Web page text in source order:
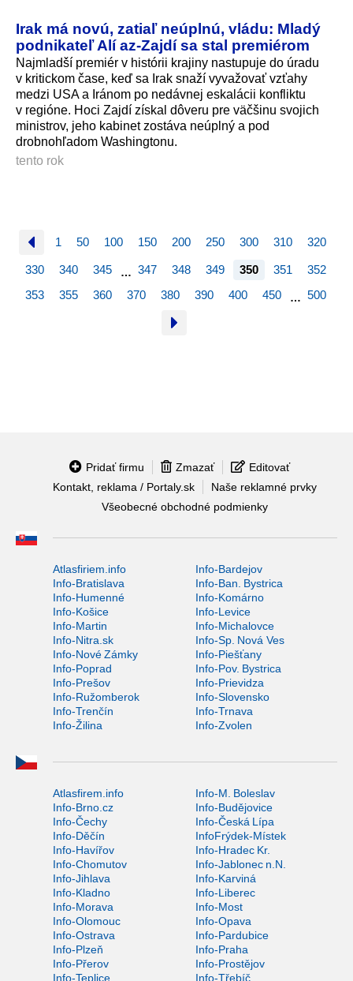
Irak má novú, zatiaľ neúplnú, vládu: Mladý
podnikateľ Alí az-Zajdí sa stal premiérom
Najmladší premiér v histórii krajiny nastupuje do úradu
v kritickom čase, keď sa Irak snaží vyvažovať vzťahy
medzi USA a Iránom po nedávnej eskalácii konfliktu
v regióne. Hoci Zajdí získal dôveru pre väčšinu svojich
ministrov, jeho kabinet zostáva neúplný a pod
drobnohľadom Washingtonu.
tento rok
1 50 100 150 200 250 300 310 320
330 340 345 … 347 348 349 350 351
352
353
355 360 370 380 390 400 450 … 500
Pridať firmu Zmazať
Editovať
Kontakt, reklama / Portaly.sk
Naše reklamné prvky
Všeobecné obchodné podmienky
Atlasfiriem.info
Info-Bardejov
Info-Bratislava
Info-Ban. Bystrica
Info-Humenné
Info-Komárno
Info-Košice
Info-Levice
Info-Martin
Info-Michalovce
Info-Nitra.sk
Info-Sp. Nová Ves
Info-Nové Zámky
Info-Piešťany
Info-Poprad
Info-Pov. Bystrica
Info-Prešov
Info-Prievidza
Info-Ružomberok
Info-Slovensko
Info-Trenčín
Info-Trnava
Info-Žilina
Info-Zvolen
Atlasfirem.info
Info-M. Boleslav
Info-Brno.cz
Info-Budějovice
Info-Čechy
Info-Česká Lípa
Info-Děčín
InfoFrýdek-Místek
Info-Havířov
Info-Hradec Kr.
Info-Chomutov
Info-Jablonec n.N.
Info-Jihlava
Info-Karviná
Info-Kladno
Info-Liberec
Info-Morava
Info-Most
Info-Olomouc
Info-Opava
Info-Ostrava
Info-Pardubice
Info-Plzeň
Info-Praha
Info-Přerov
Info-Prostějov
Info-Teplice
Info-Třebíč